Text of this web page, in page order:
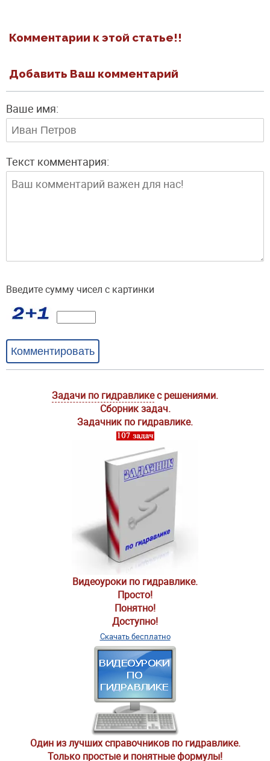
Задачи по гидравликес решениями.
Сборник задач.
Задачник по гидравлике.
Видеоуроки по гидравлике.
Просто!
Понятно!
Доступно!
Скачать бесплатно
Один из лучших справочников по гидравлике.
Только простые и понятные формулы!
Комментарии к этой статье!!
Добавить Ваш комментарий
Ваше имя:
Текст комментария:
Введите сумму чисел с картинки
Комментировать